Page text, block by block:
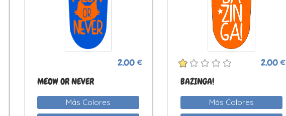
2,00 €
MEOW OR NEVER
Más Colores
2,00 €
BAZINGA!
Más Colores